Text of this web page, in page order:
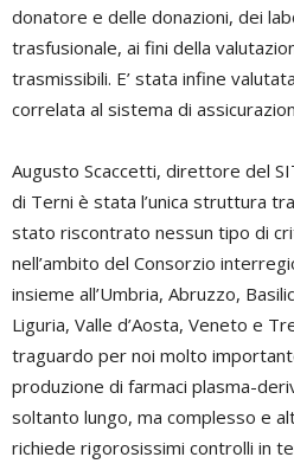
donatore e delle donazioni, dei
trasfusionale, ai fini della
trasmissibili. E’ stata infine
correlata al sistema di
Augusto Scaccetti, direttore del
di Terni è stata l’unica struttura
stato riscontrato nessun tipo di
nell’ambito del Consorzio
insieme all’Umbria, Abruzzo,
Liguria, Valle d’Aosta, Veneto e
traguardo per noi molto
produzione di farmaci plasma-
soltanto lungo, ma complesso e
richiede rigorosissimi controlli in